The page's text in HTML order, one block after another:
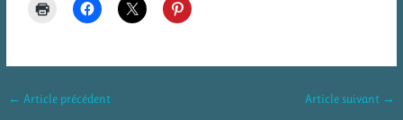
← Article précédent Article suivant →